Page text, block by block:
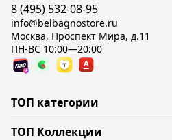
8 (495) 532-08-95
info@belbagnostore.ru
Москва, Проспект Мира, д.11
ПН-ВС 10:00—20:00
ТОП категории
ТОП Коллекции